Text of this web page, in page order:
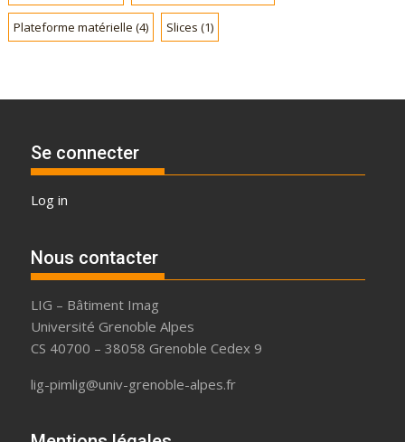
Plateforme matérielle (4) Slices (1)
Se connecter
Log in
Nous contacter
LIG – Bâtiment Imag
Université Grenoble Alpes
CS 40700 – 38058 Grenoble Cedex 9
lig-pimlig@univ-grenoble-alpes.fr